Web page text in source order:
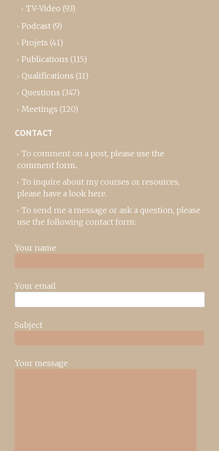
TV-Video (93)
Podcast (9)
Projets (41)
Publications (115)
Qualifications (11)
Questions (347)
Meetings (120)
CONTACT
To comment on a post, please use the
comment form..
To inquire about my courses or resources,
please have a look here.
To send me a message or ask a question, please
use the following contact form:
Your name
Your email
Subject
Your message